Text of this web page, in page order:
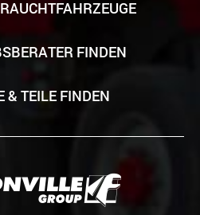
FINDEN
& TEILE FINDEN